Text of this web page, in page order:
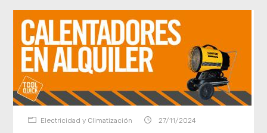
Electricidad y Climatización 27/11/2024